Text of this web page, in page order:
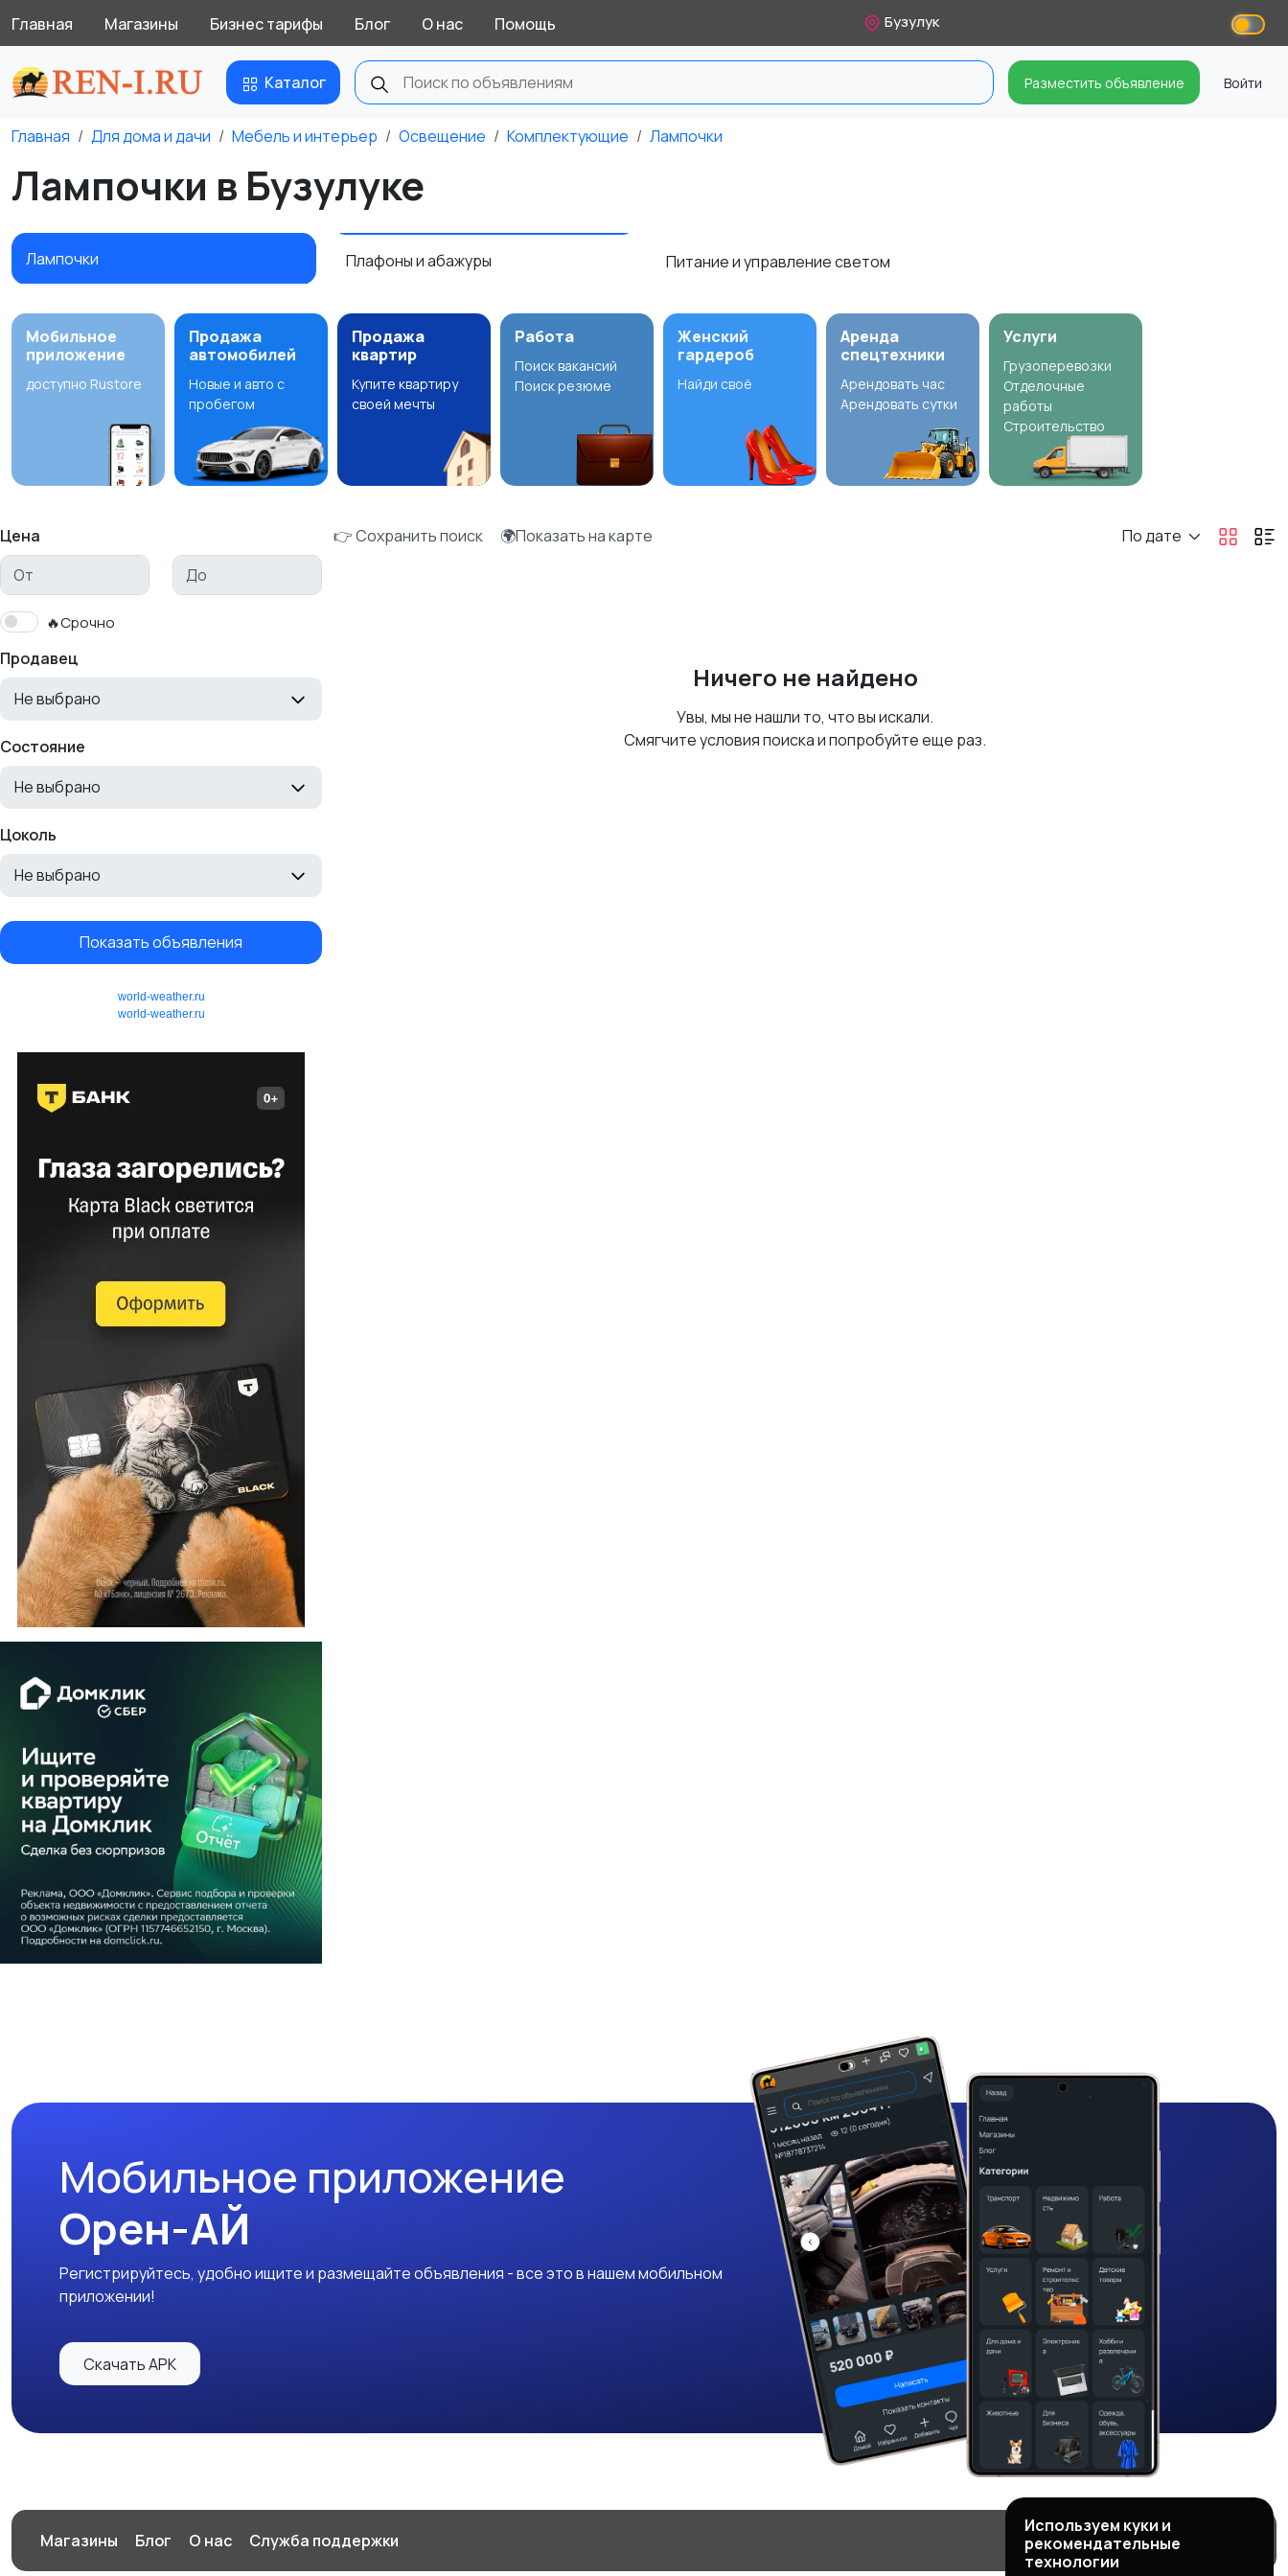
Главная Магазины Бизнес тарифы Блог О нас Помощь Бузулук
Каталог Разместить объявление Войти
Главная Для дома и дачи Мебель и интерьер Освещение Комплектующие Лампочки
Лампочки в Бузулуке
Лампочки Плафоны и абажуры Питание и управление светом
Мобильное
приложение
доступно Rustore
Продажа
автомобилей
Новые и авто с
пробегом
Продажа
квартир
Купите квартиру
своей мечты
Работа
Поиск вакансий
Поиск резюме
Женский
гардероб
Найди своё
Аренда
спецтехники
Арендовать час
Арендовать сутки
Услуги
Грузоперевозки
Отделочные
работы
Строительство
Цена
🔥Срочно
Продавец
Не выбрано
Состояние
Не выбрано
Цоколь
Не выбрано
Показать объявления
world-weather.ru
world-weather.ru
👉 Сохранить поиск 🌍Показать на карте По дате
Ничего не найдено
Увы, мы не нашли то, что вы искали.
Смягчите условия поиска и попробуйте еще раз.
Мобильное приложение
Орен-АЙ
Регистрируйтесь, удобно ищите и размещайте объявления - все это в нашем мобильном
приложении!
Скачать APK
Магазины Блог О нас Служба поддержки
Используем куки и
рекомендательные
технологии